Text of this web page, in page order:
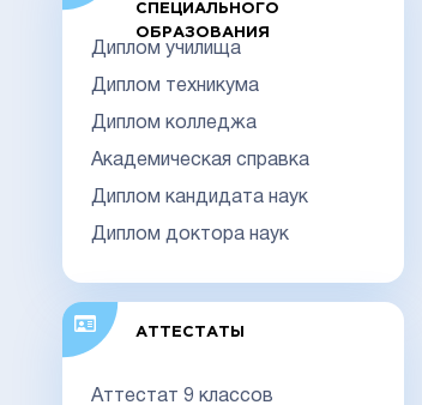
СПЕЦИАЛЬНОГО
ОБРАЗОВАНИЯ
Диплом училища
Диплом техникума
Диплом колледжа
Академическая справка
Диплом кандидата наук
Диплом доктора наук
АТТЕСТАТЫ
Аттестат 9 классов